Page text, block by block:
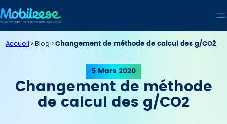
au
contenu
Accueil > Changement de méthode de calcul des g/CO2
5 Mars 2020
Changement de méthode
de calcul des g/CO2